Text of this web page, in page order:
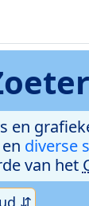
en diverse
van het
⇵